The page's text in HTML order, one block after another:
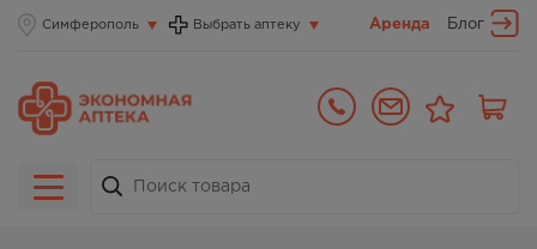
Симферополь Выбрать аптеку Аренда Блог